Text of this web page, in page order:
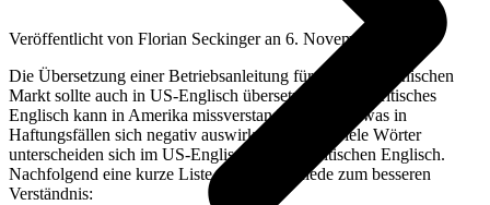
Veröffentlicht von Florian Seckingeran 6. November 2017
Die Übersetzung einer Betriebsanleitung für den amerikanischen
Markt sollte auch in US-Englisch übersetzt werden. Britisches
Englisch kann in Amerika missverstanden werden, was in
Haftungsfällen sich negativ auswirken könnte. Viele Wörter
unterscheiden sich im US-Englischen vom Britischen Englisch.
Nachfolgend eine kurze Liste mit Unterschiede zum besseren
Verständnis: